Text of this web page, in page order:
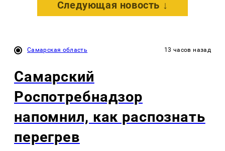
Следующая новость ↓
Самарская область 13 часов назад
Самарский
Роспотребнадзор
напомнил, как распознать
перегрев